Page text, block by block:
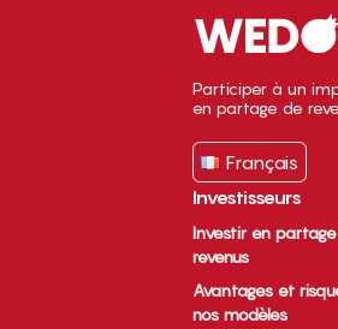
Participer à un
en partage de
Français
Investisseurs
Investir en
revenus
Avantages et
nos modèles